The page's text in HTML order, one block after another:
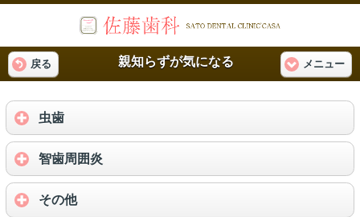
戻る 親知らずが気になる メニュー
虫歯
智歯周囲炎
その他